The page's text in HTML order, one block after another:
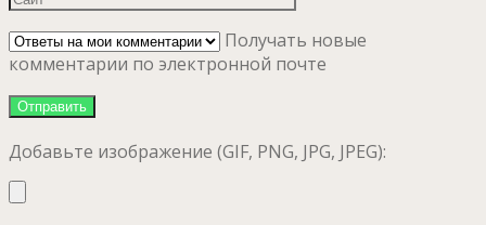
Получать новые
комментарии по электронной почте
Добавьте изображение (GIF, PNG, JPG, JPEG):